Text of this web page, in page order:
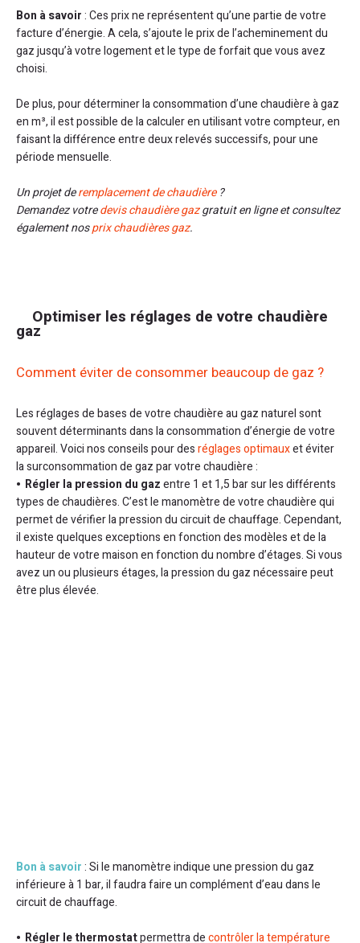
Bon à savoir: Ces prix ne représentent qu’une partie de votre
facture d’énergie. A cela, s’ajoute le prix de l’acheminement du
gaz jusqu’à votre logement et le type de forfait que vous avez
choisi.
De plus, pour déterminer la consommation d’une chaudière à gaz
en m³, il est possible de la calculer en utilisant votre compteur, en
faisant la différence entre deux relevés successifs, pour une
période mensuelle.
Un projet deremplacement de chaudière?
Demandez votredevis chaudière gazgratuit en ligne et consultez
également nosprix chaudières gaz.
Optimiser les réglages de votre chaudière
gaz
Comment éviter de consommer beaucoup de gaz ?
Les réglages de bases de votre chaudière au gaz naturel sont
souvent déterminants dans la consommation d’énergie de votre
appareil. Voici nos conseils pour desréglages optimauxet éviter
la surconsommation de gaz par votre chaudière :
Régler la pression du gazentre 1 et 1,5 bar sur les différents
types de chaudières. C’est le manomètre de votre chaudière qui
permet de vérifier la pression du circuit de chauffage. Cependant,
il existe quelques exceptions en fonction des modèles et de la
hauteur de votre maison en fonction du nombre d’étages. Si vous
avez un ou plusieurs étages, la pression du gaz nécessaire peut
être plus élevée.
Bon à savoir: Si le manomètre indique une pression du gaz
inférieure à 1 bar, il faudra faire un complément d’eau dans le
circuit de chauffage.
Régler le thermostatpermettra decontrôler la température